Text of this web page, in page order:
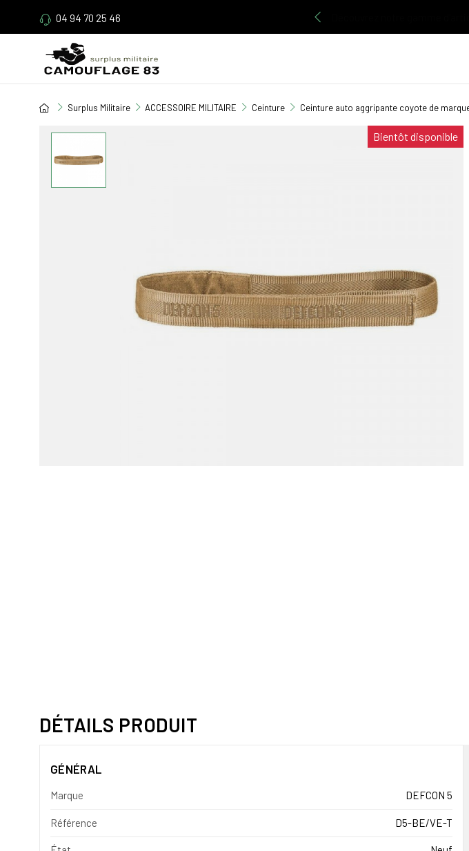
04 94 70 25 46
Surplus Militaire ACCESSOIRE MILITAIRE Ceinture Ceinture auto aggripante coyote de
Bientôt disponible
DÉTAILS PRODUIT
GÉNÉRAL
Marque DEFCON 5
Référence D5-BE/VE-T